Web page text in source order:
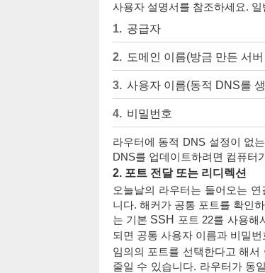
사용자 설명서를 참조하세요.
공급자
도메인 이름(방금 만든 서
사용자 이름(동적 DNS를
비밀번호
라우터에 동적 DNS 설정이 없
DNS를 업데이트하려면 컴퓨터
2. 포트 전달 또는 리디렉션
오늘날의 라우터는 들어오는
니다. 해커가 공통 포트를 확인
는 기본 SSH 포트 22를 사용해
되면 공통 사용자 이름과 비밀
임의의 포트를 선택한다고 해
줄일 수 있습니다. 라우터가 동